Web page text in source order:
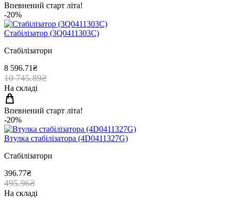
Впевнений старт літа!
-20%
Стабiлiзатор (3Q0411303C)
Стабілізатори
8 596.71₴
10 745.89₴
На складі
Впевнений старт літа!
-20%
Втулка стабiлiзатора (4D0411327G)
Стабілізатори
396.77₴
495.96₴
На складі